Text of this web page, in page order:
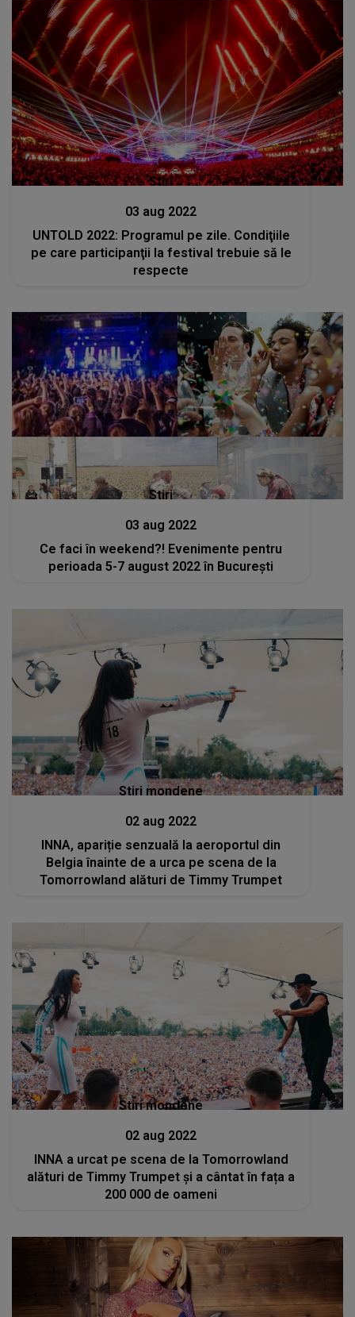
Stiri
03 aug 2022
UNTOLD 2022: Programul pe zile. Condiţiile
pe care participanţii la festival trebuie să le
respecte
Stiri
03 aug 2022
Ce faci în weekend?! Evenimente pentru
perioada 5-7 august 2022 în București
Stiri mondene
02 aug 2022
INNA, apariție senzuală la aeroportul din
Belgia înainte de a urca pe scena de la
Tomorrowland alături de Timmy Trumpet
Stiri mondene
02 aug 2022
INNA a urcat pe scena de la Tomorrowland
alături de Timmy Trumpet și a cântat în fața a
200 000 de oameni